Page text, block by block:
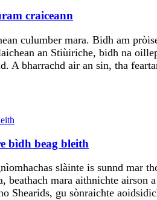
craiceann
culumber mara. Bidh am
an Stiùiriche, bidh na
A bharrachd air an sin, tha
bìdh beag bleith
slàinte is sunnd mar
mara aithnichte airson
Shearids, gu sònraichte